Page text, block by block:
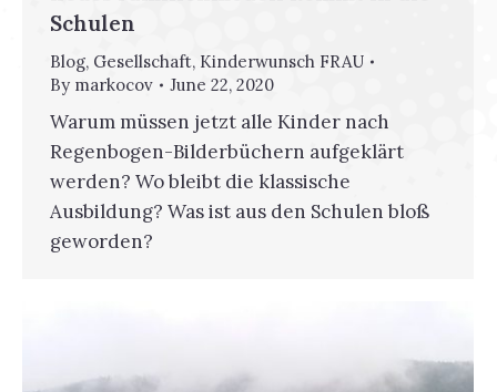
Schulen
Blog, Gesellschaft, Kinderwunsch FRAU
By markocov June 22, 2020
Warum müssen jetzt alle Kinder nach
Regenbogen-Bilderbüchern aufgeklärt
werden? Wo bleibt die klassische
Ausbildung? Was ist aus den Schulen bloß
geworden?